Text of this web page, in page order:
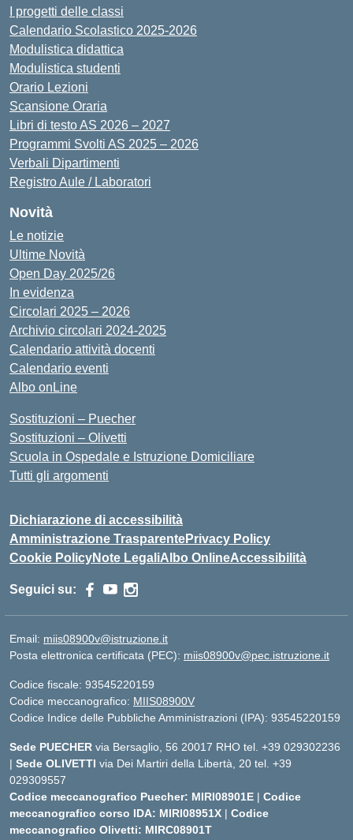
I progetti delle classi
Calendario Scolastico 2025-2026
Modulistica didattica
Modulistica studenti
Orario Lezioni
Scansione Oraria
Libri di testo AS 2026 – 2027
Programmi Svolti AS 2025 – 2026
Verbali Dipartimenti
Registro Aule / Laboratori
Novità
Le notizie
Ultime Novità
Open Day 2025/26
In evidenza
Circolari 2025 – 2026
Archivio circolari 2024-2025
Calendario attività docenti
Calendario eventi
Albo onLine
Sostituzioni – Puecher
Sostituzioni – Olivetti
Scuola in Ospedale e Istruzione Domiciliare
Tutti gli argomenti
Dichiarazione di accessibilità
Amministrazione TrasparentePrivacy Policy
Cookie PolicyNote LegaliAlbo OnlineAccessibilità
Seguici su:
Email: miis08900v@istruzione.it
Posta elettronica certificata (PEC): miis08900v@pec.istruzione.it
Codice fiscale: 93545220159
Codice meccanografico: MIIS08900V
Codice Indice delle Pubbliche Amministrazioni (IPA): 93545220159
Sede PUECHER via Bersaglio, 56 20017 RHO tel. +39 029302236
| Sede OLIVETTI via Dei Martiri della Libertà, 20 tel. +39
029309557
Codice meccanografico Puecher: MIRI08901E | Codice
meccanografico corso IDA: MIRI08951X | Codice
meccanografico Olivetti: MIRC08901T